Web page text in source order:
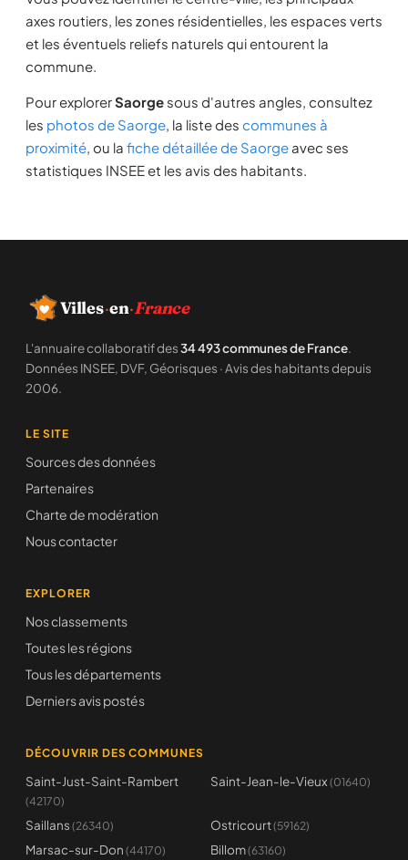
axes routiers, les zones résidentielles, les espaces verts
et les éventuels reliefs naturels qui entourent la
commune.
Pour explorerSaorge sous d'autres angles, consultez
les photos de Saorge, la liste des communes à
proximité, ou la fiche détaillée de Saorge avec ses
statistiques INSEE et les avis des habitants.
Villes·en·France
L'annuaire collaboratif des34 493 communes de France.
Données INSEE, DVF, Géorisques · Avis des habitants depuis
2006.
LE SITE
Sources des données
Partenaires
Charte de modération
Nous contacter
EXPLORER
Nos classements
Toutes les régions
Tous les départements
Derniers avis postés
DÉCOUVRIR DES COMMUNES
Saint-Just-Saint-Rambert
(42170)
Saint-Jean-le-Vieux (01640)
Saillans (26340) Ostricourt(59162)
Marsac-sur-Don (44170) Billom(63160)